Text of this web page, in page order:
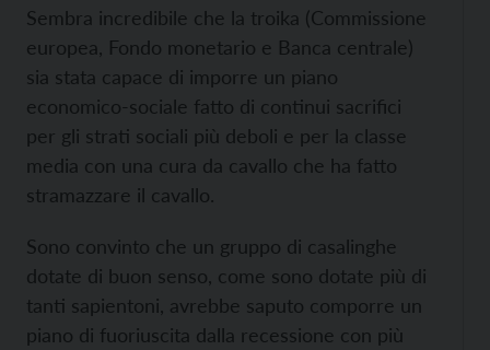
Sembra incredibile che la troika (Commissione
europea, Fondo monetario e Banca centrale)
sia stata capace di imporre un piano
economico-sociale fatto di continui sacrifici
per gli strati sociali più deboli e per la classe
media con una cura da cavallo che ha fatto
stramazzare il cavallo.
Sono convinto che un gruppo di casalinghe
dotate di buon senso, come sono dotate più di
tanti sapientoni, avrebbe saputo comporre un
piano di fuoriuscita dalla recessione con più